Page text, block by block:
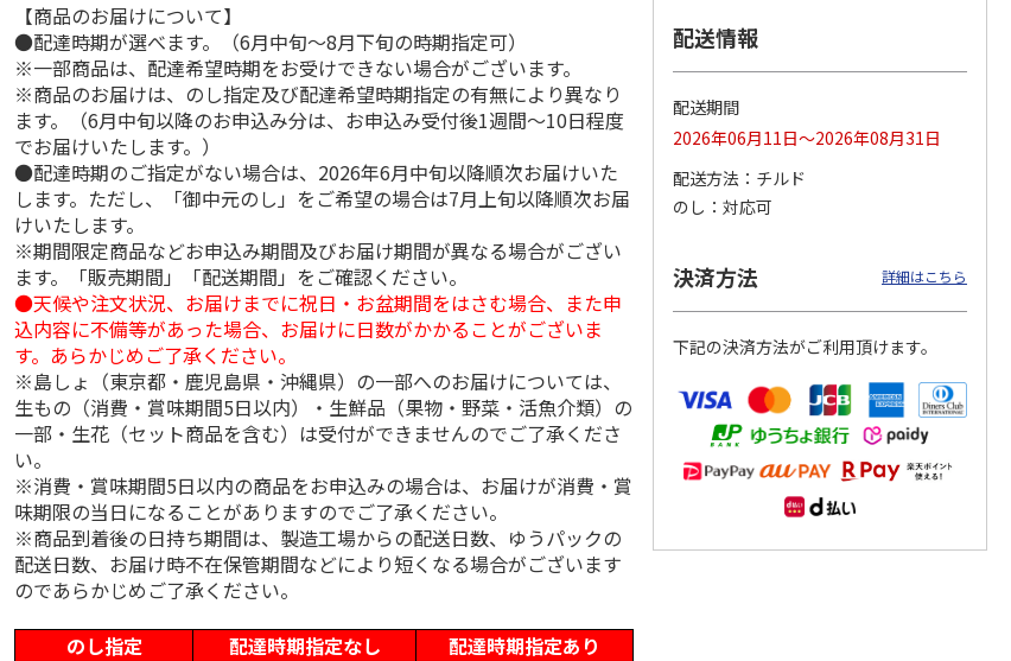
丼の具
ット
＜お中元＞【冷凍】
６種類のお肉ソムリ
エアソートＢＯＸ
5,980円
(送料・税込)
＜お中元＞やまがた
雪豚ロースみそ漬７
０ｇ×６
5.0 （1）
3,780円
(送料・税込)
＜お中元＞モクモ
ク 原形ベーコンと
ソーセージセット
(送料・税込)
【冷凍】北海道直送
店 豚丼6食セット
(送料別・税込)
＜お中元＞やまがた
雪豚ロースみそ漬７
０ｇ×５
3,240円
＜お中元＞＜帯広
豚丼一番＞特上豚丼
の具３種セット
4,980円
(送料・税込)
【商品のお届けについて】
●配達時期が選べます。（6月中旬～8月下旬の時期指定可）
※一部商品は、配達希望時期をお受けできない場合がございます。
※商品のお届けは、のし指定及び配達希望時期指定の有無により異なり
ます。（6月中旬以降のお申込み分は、お申込み受付後1週間～10日程度
でお届けいたします。）
●配達時期のご指定がない場合は、2026年6月中旬以降順次お届けいた
します。ただし、「御中元のし」をご希望の場合は7月上旬以降順次お届
けいたします。
※期間限定商品などお申込み期間及びお届け期間が異なる場合がござい
ます。「販売期間」「配送期間」をご確認ください。
●天候や注文状況、お届けまでに祝日・お盆期間をはさむ場合、また申
込内容に不備等があった場合、お届けに日数がかかることがございま
す。あらかじめご了承ください。
※島しょ（東京都・鹿児島県・沖縄県）の一部へのお届けについては、
生もの（消費・賞味期間5日以内）・生鮮品（果物・野菜・活魚介類）の
一部・生花（セット商品を含む）は受付ができませんのでご了承くださ
い。
※消費・賞味期間5日以内の商品をお申込みの場合は、お届けが消費・賞
味期限の当日になることがありますのでご了承ください。
※商品到着後の日持ち期間は、製造工場からの配送日数、ゆうパックの
配送日数、お届け時不在保管期間などにより短くなる場合がございます
のであらかじめご了承ください。
のし指定
配達時期指定なし
配達時期指定あり
配送情報
配送期間
2026年06月11日～2026年08月31日
配送方法
チルド
のし
対応可
決済方法 詳細はこちら
下記の決済方法がご利用頂けます。